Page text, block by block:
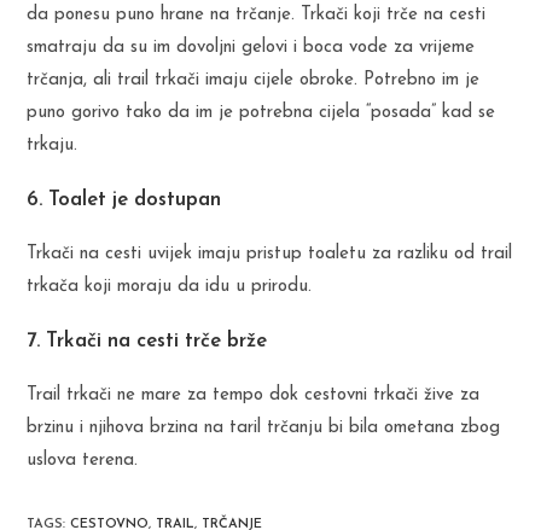
da ponesu puno hrane na trčanje. Trkači koji trče na cesti
smatraju da su im dovoljni gelovi i boca vode za vrijeme
trčanja, ali trail trkači imaju cijele obroke. Potrebno im je
puno gorivo tako da im je potrebna cijela “posada” kad se
trkaju.
6. Toalet je dostupan
Trkači na cesti uvijek imaju pristup toaletu za razliku od trail
trkača koji moraju da idu u prirodu.
7. Trkači na cesti trče brže
Trail trkači ne mare za tempo dok cestovni trkači žive za
brzinu i njihova brzina na taril trčanju bi bila ometana zbog
uslova terena.
TAGS:CESTOVNO, TRAIL, TRČANJE